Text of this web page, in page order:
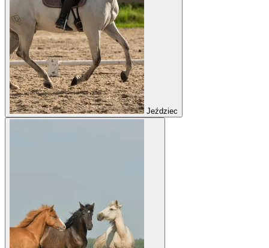
Jeździec